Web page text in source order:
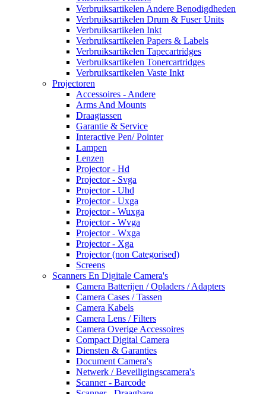
Verbruiksartikelen Andere Benodigdheden
Verbruiksartikelen Drum & Fuser Units
Verbruiksartikelen Inkt
Verbruiksartikelen Papers & Labels
Verbruiksartikelen Tapecartridges
Verbruiksartikelen Tonercartridges
Verbruiksartikelen Vaste Inkt
Projectoren
Accessoires - Andere
Arms And Mounts
Draagtassen
Garantie & Service
Interactive Pen/ Pointer
Lampen
Lenzen
Projector - Hd
Projector - Svga
Projector - Uhd
Projector - Uxga
Projector - Wuxga
Projector - Wvga
Projector - Wxga
Projector - Xga
Projector (non Categorised)
Screens
Scanners En Digitale Camera's
Camera Batterijen / Opladers / Adapters
Camera Cases / Tassen
Camera Kabels
Camera Lens / Filters
Camera Overige Accessoires
Compact Digital Camera
Diensten & Garanties
Document Camera's
Netwerk / Beveiligingscamera's
Scanner - Barcode